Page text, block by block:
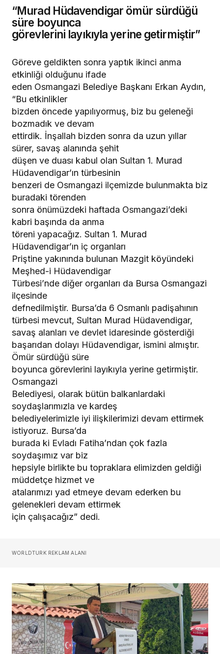
“Murad Hüdavendigar ömür sürdüğü
süre boyunca
görevlerini layıkıyla yerine getirmiştir”
Göreve geldikten sonra yaptık ikinci anma
etkinliği olduğunu ifade
eden Osmangazi Belediye Başkanı Erkan Aydın,
“Bu etkinlikler
bizden öncede yapılıyormuş, biz bu geleneği
bozmadık ve devam
ettirdik. İnşallah bizden sonra da uzun yıllar
sürer, savaş alanında şehit
düşen ve duası kabul olan Sultan 1. Murad
Hüdavendigar’ın türbesinin
benzeri de Osmangazi ilçemizde bulunmakta biz
buradaki törenden
sonra önümüzdeki haftada Osmangazi’deki
kabri başında da anma
töreni yapacağız. Sultan 1. Murad
Hüdavendigar’ın iç organları
Priştine yakınında bulunan Mazgit köyündeki
Meşhed-i Hüdavendigar
Türbesi’nde diğer organları da Bursa Osmangazi
ilçesinde
defnedilmiştir. Bursa’da 6 Osmanlı padişahının
türbesi mevcut, Sultan Murad Hüdavendigar,
savaş alanları ve devlet idaresinde gösterdiği
başarıdan dolayı Hüdavendigar, ismini almıştır.
Ömür sürdüğü süre
boyunca görevlerini layıkıyla yerine getirmiştir.
Osmangazi
Belediyesi, olarak bütün balkanlardaki
soydaşlarımızla ve kardeş
belediyelerimizle iyi ilişkilerimizi devam ettirmek
istiyoruz. Bursa’da
burada ki Evladı Fatiha’ndan çok fazla
soydaşımız var biz
hepsiyle birlikte bu topraklara elimizden geldiği
müddetçe hizmet ve
atalarımızı yad etmeye devam ederken bu
gelenekleri devam ettirmek
için çalışacağız” dedi.
WORLDTURK REKLAM ALANI